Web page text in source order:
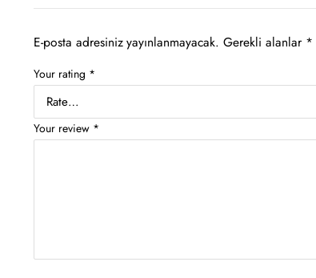
E-posta adresiniz yayınlanmayacak. Gerekli alanlar *
Your rating *
Your review *